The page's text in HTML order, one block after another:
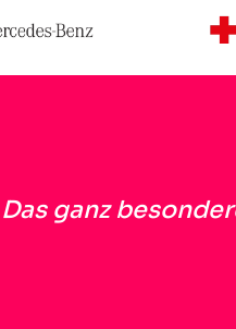
Das ganz